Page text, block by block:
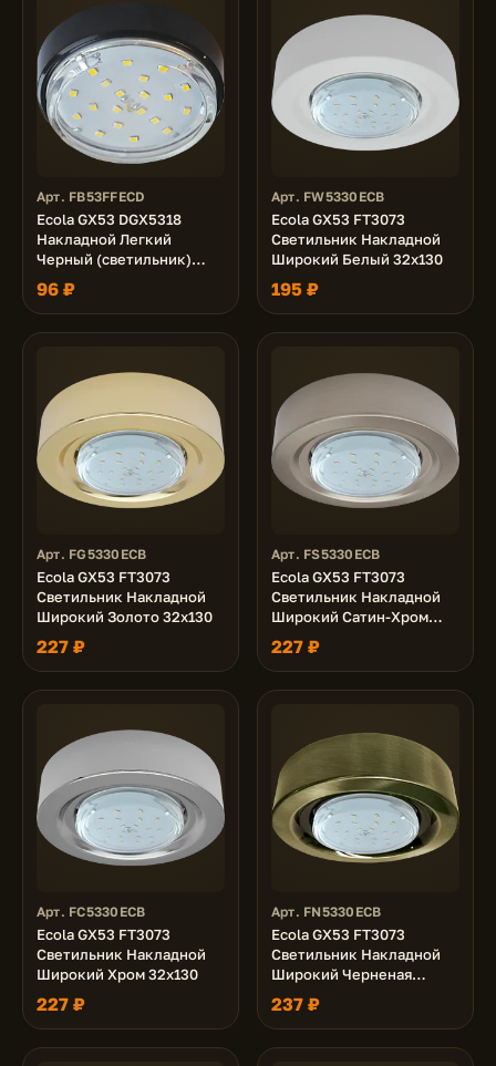
Арт. FB53FFECD
Ecola GX53 DGX5318
Накладной Легкий
Черный (светильник)
18x83
96 ₽
Арт. FW5330ECB
Ecola GX53 FT3073
Светильник Накладной
Широкий Белый 32х130
195 ₽
Арт. FG5330ECB
Ecola GX53 FT3073
Светильник Накладной
Широкий Золото 32х130
227 ₽
Арт. FS5330ECB
Ecola GX53 FT3073
Светильник Накладной
Широкий Сатин-Хром
32х130
227 ₽
Арт. FC5330ECB
Ecola GX53 FT3073
Светильник Накладной
Широкий Хром 32х130
227 ₽
Арт. FN5330ECB
Ecola GX53 FT3073
Светильник Накладной
Широкий Черненая
бронза 32x130
237 ₽